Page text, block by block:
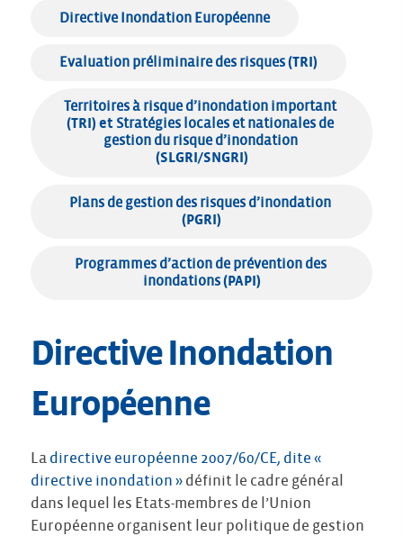
Directive Inondation Européenne
Evaluation préliminaire des risques (TRI)
Territoires à risque d’inondation important
(TRI) et Stratégies locales et nationales de
gestion du risque d’inondation
(SLGRI/SNGRI)
Plans de gestion des risques d’inondation
(PGRI)
Programmes d’action de prévention des
inondations (PAPI)
Directive Inondation
Européenne
La directive européenne 2007/60/CE, dite «
directive inondation » définit le cadre général
dans lequel les Etats-membres de l’Union
Européenne organisent leur politique de gestion